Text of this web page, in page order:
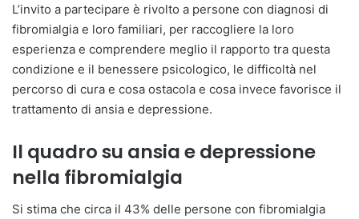
L’invito a partecipare è rivolto a persone con diagnosi di
fibromialgia e loro familiari, per raccogliere la loro
esperienza e comprendere meglio il rapporto tra questa
condizione e il benessere psicologico, le difficoltà nel
percorso di cura e cosa ostacola e cosa invece favorisce il
trattamento di ansia e depressione.
Il quadro su ansia e depressione
nella fibromialgia
Si stima che circa il 43% delle persone con fibromialgia